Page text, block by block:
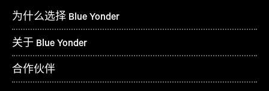
为什么选择 Blue Yonder
关于 Blue Yonder
合作伙伴